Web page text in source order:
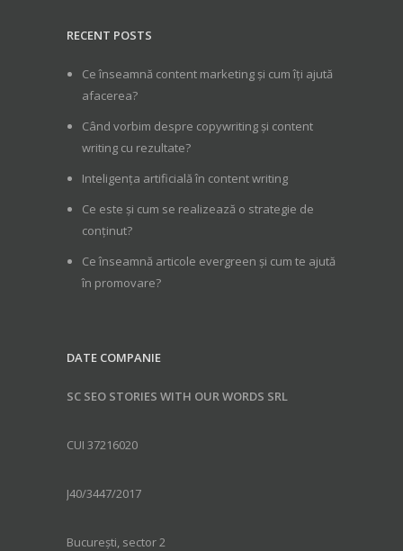
RECENT POSTS
Ce înseamnă content marketing și cum îți ajută
afacerea?
Când vorbim despre copywriting și content
writing cu rezultate?
Inteligența artificială în content writing
Ce este și cum se realizează o strategie de
conținut?
Ce înseamnă articole evergreen și cum te ajută
în promovare?
DATE COMPANIE
SC SEO STORIES WITH OUR WORDS SRL
CUI 37216020
J40/3447/2017
București, sector 2